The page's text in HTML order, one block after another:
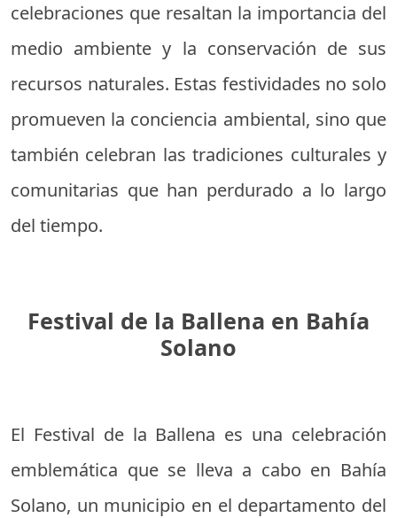
celebraciones que resaltan la importancia del
medio ambiente y la conservación de sus
recursos naturales. Estas festividades no solo
promueven la conciencia ambiental, sino que
también celebran las tradiciones culturales y
comunitarias que han perdurado a lo largo
del tiempo.
Festival de la Ballena en Bahía
Solano
El Festival de la Ballena es una celebración
emblemática que se lleva a cabo en Bahía
Solano, un municipio en el departamento del